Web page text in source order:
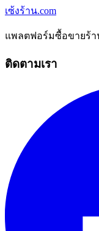
เซ้งร้าน.com
แพลตฟอร์มซื้อขายร้า
ติดตามเรา